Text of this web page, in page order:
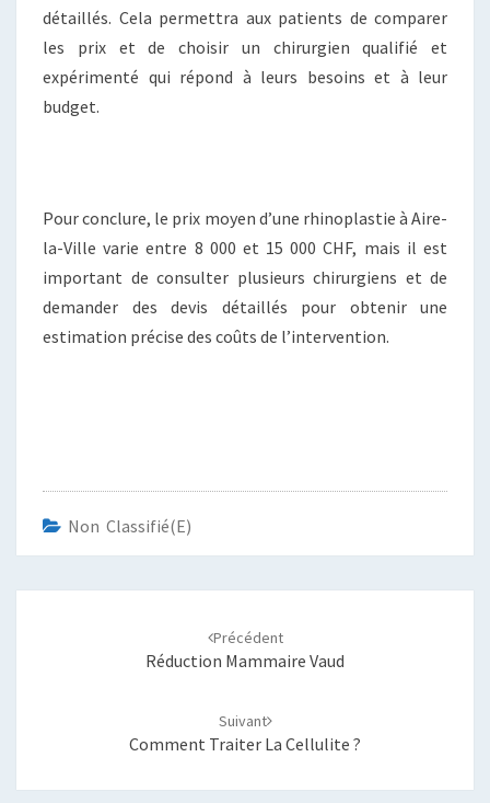
détaillés. Cela permettra aux patients de comparer
les prix et de choisir un chirurgien qualifié et
expérimenté qui répond à leurs besoins et à leur
budget.
Pour conclure, le prix moyen d’une rhinoplastie à Aire-
la-Ville varie entre 8 000 et 15 000 CHF, mais il est
important de consulter plusieurs chirurgiens et de
demander des devis détaillés pour obtenir une
estimation précise des coûts de l’intervention.
Non Classifié(e)
Précédent
Réduction Mammaire Vaud
Suivant
Comment Traiter La Cellulite ?